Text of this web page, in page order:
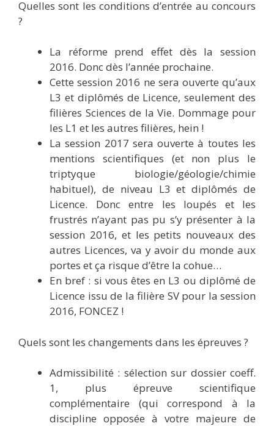
Quelles sont les conditions d’entrée au concours
?
La réforme prend effet dès la session
2016. Donc dès l’année prochaine.
Cette session 2016 ne sera ouverte qu’aux
L3 et diplômés de Licence, seulement des
filières Sciences de la Vie. Dommage pour
les L1 et les autres filières, hein !
La session 2017 sera ouverte à toutes les
mentions scientifiques (et non plus le
triptyque biologie/géologie/chimie
habituel), de niveau L3 et diplômés de
Licence. Donc entre les loupés et les
frustrés n’ayant pas pu s’y présenter à la
session 2016, et les petits nouveaux des
autres Licences, va y avoir du monde aux
portes et ça risque d’être la cohue…
En bref : si vous êtes en L3 ou diplômé de
Licence issu de la filière SV pour la session
2016, FONCEZ !
Quels sont les changements dans les épreuves ?
Admissibilité : sélection sur dossier coeff.
1, plus épreuve scientifique
complémentaire (qui correspond à la
discipline opposée à votre majeure de